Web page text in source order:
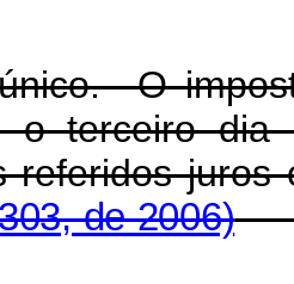
O
o terceiro
referidos juros
de 2006)